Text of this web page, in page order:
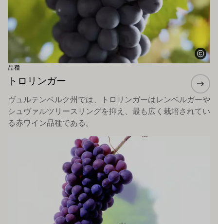
品種
トロリンガー
ヴュルテンベルク州では、トロリンガーはレンベルガーや
シュヴァルツリースリングを抑え、最も広く栽培されてい
る赤ワイン品種である。